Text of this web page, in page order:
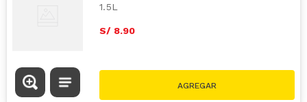
1.5L
S/ 8.90